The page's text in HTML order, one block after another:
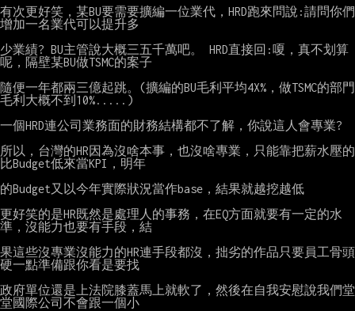
有次更好笑，某BU要需要擴編一位業代，HRD跑來問說:請問你們
增加一名業代可以提升多
少業績? BU主管說大概三五千萬吧。 HRD直接回:嗄，真不划算
呢，隔壁某BU做TSMC的案子
隨便一年都兩三億起跳。(擴編的BU毛利平均4X%，做TSMC的部門
毛利大概不到10%.....)
一個HRD連公司業務面的財務結構都不了解，你說這人會專業?
所以，台灣的HR因為沒啥本事，也沒啥專業，只能靠把薪水壓的
比Budget低來當KPI，明年
的Budget又以今年實際狀況當作base，結果就越挖越低
更好笑的是HR既然是處理人的事務，在EQ方面就要有一定的水
準，沒能力也要有手段，結
果這些沒專業沒能力的HR連手段都沒，拙劣的作品只要員工骨頭
硬一點準備跟你看是要找
政府單位還是上法院膝蓋馬上就軟了，然後在自我安慰說我們堂
堂國際公司不會跟一個小